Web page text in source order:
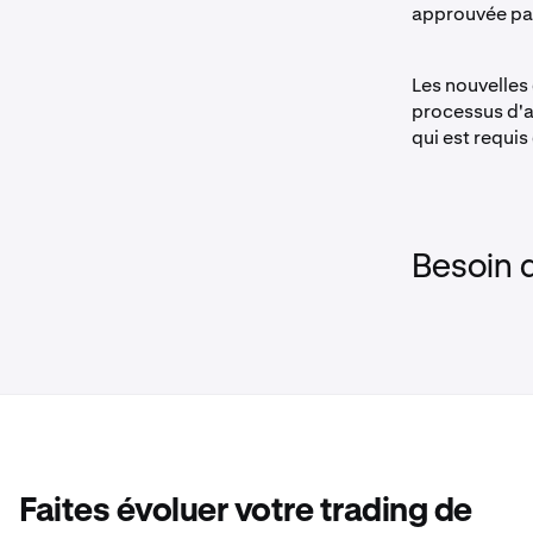
•
Nous
- Une
•
Après
approuvée
Les
processus
qui est
Besoin
Faites évoluer votre trading de